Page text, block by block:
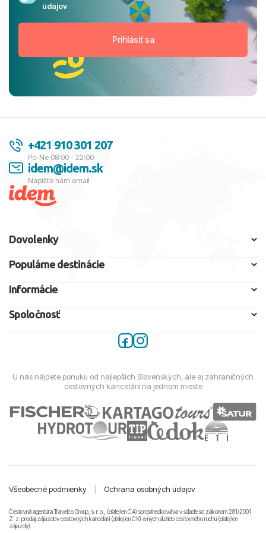
údajov
+421 910 301 207
Po-Ne 08:00 - 22:00
idem@idem.sk
Napíšte nám email
Dovolenky
Populárne destinácie
Informácie
Spoločnosť
U nás nájdete ponuku od najlepších Slovenských, ale aj zahraničných
cestovných kancelárií na jednom mieste
Všeobecné podmienky Ochrana osobných údajov
Cestovná agentúra Travelco Group, s. r. o., (ďalej len CA) sprostredkováva v súlade so zákonom 281/2001
Z. z. predaj zájazdov cestovných kancelárii (ďalej len CK) a iných služieb cestovného ruchu (ďalej len
zájazdy).